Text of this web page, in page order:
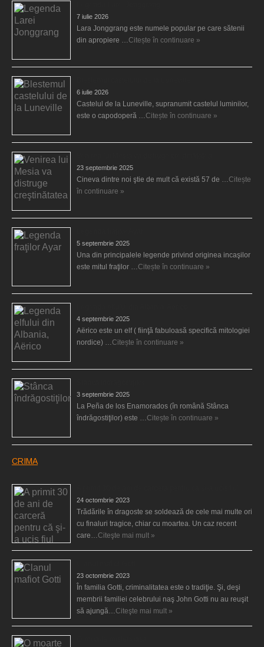
7 iulie 2026
Lara Jonggrang este numele popular pe care sătenii
din apropiere …Citește în continuare »
6 iulie 2026
Castelul de la Luneville, supranumit castelul luminilor,
este o capodoperă …Citește în continuare »
23 septembrie 2025
Cineva dintre noi ştie de mult că există 57 de …Citește
în continuare »
5 septembrie 2025
Una din principalele legende privind originea incaşilor
este mitul fraţilor …Citește în continuare »
4 septembrie 2025
Aërico este un elf ( fiinţă fabuloasă specifică mitologiei
nordice) …Citește în continuare »
3 septembrie 2025
La Peña de los Enamorados (în română Stânca
îndrăgostiţilor) este …Citește în continuare »
CRIMA
24 octombrie 2023
Trădările în dragoste se soldează de cele mai multe ori
cu finaluri tragice, chiar cu moartea. Un caz recent
care…Citeşte mai mult »
23 octombrie 2023
În familia Gotti, criminalitatea este o tradiţie. Şi, deşi
membrii familiei celebrului naş John Gotti nu au reuşit
să ajungă…Citeşte mai mult »